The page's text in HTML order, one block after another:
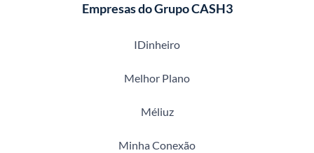
Empresas do Grupo CASH3
IDinheiro
Melhor Plano
Méliuz
Minha Conexão